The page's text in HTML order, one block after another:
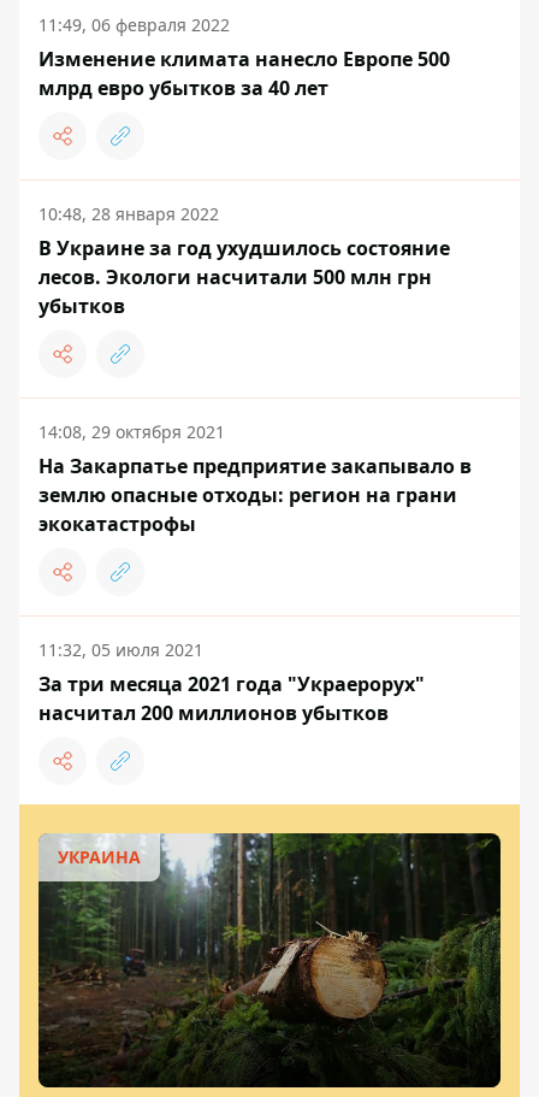
11:49, 06 февраля 2022
Изменение климата нанесло Европе 500
млрд евро убытков за 40 лет
10:48, 28 января 2022
В Украине за год ухудшилось состояние
лесов. Экологи насчитали 500 млн грн
убытков
14:08, 29 октября 2021
На Закарпатье предприятие закапывало в
землю опасные отходы: регион на грани
экокатастрофы
11:32, 05 июля 2021
За три месяца 2021 года "Украерорух"
насчитал 200 миллионов убытков
УКРАИНА